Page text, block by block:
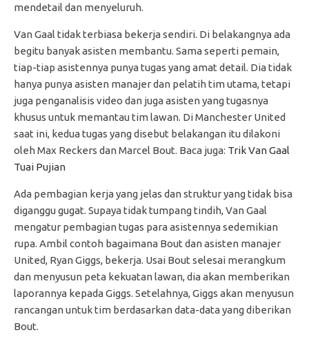
mendetail dan menyeluruh.
Van Gaal tidak terbiasa bekerja sendiri. Di belakangnya ada
begitu banyak asisten membantu. Sama seperti pemain,
tiap-tiap asistennya punya tugas yang amat detail. Dia tidak
hanya punya asisten manajer dan pelatih tim utama, tetapi
juga penganalisis video dan juga asisten yang tugasnya
khusus untuk memantau tim lawan. Di Manchester United
saat ini, kedua tugas yang disebut belakangan itu dilakoni
oleh Max Reckers dan Marcel Bout. Baca juga: Trik Van Gaal
Tuai Pujian
Ada pembagian kerja yang jelas dan struktur yang tidak bisa
diganggu gugat. Supaya tidak tumpang tindih, Van Gaal
mengatur pembagian tugas para asistennya sedemikian
rupa. Ambil contoh bagaimana Bout dan asisten manajer
United, Ryan Giggs, bekerja. Usai Bout selesai merangkum
dan menyusun peta kekuatan lawan, dia akan memberikan
laporannya kepada Giggs. Setelahnya, Giggs akan menyusun
rancangan untuk tim berdasarkan data-data yang diberikan
Bout.